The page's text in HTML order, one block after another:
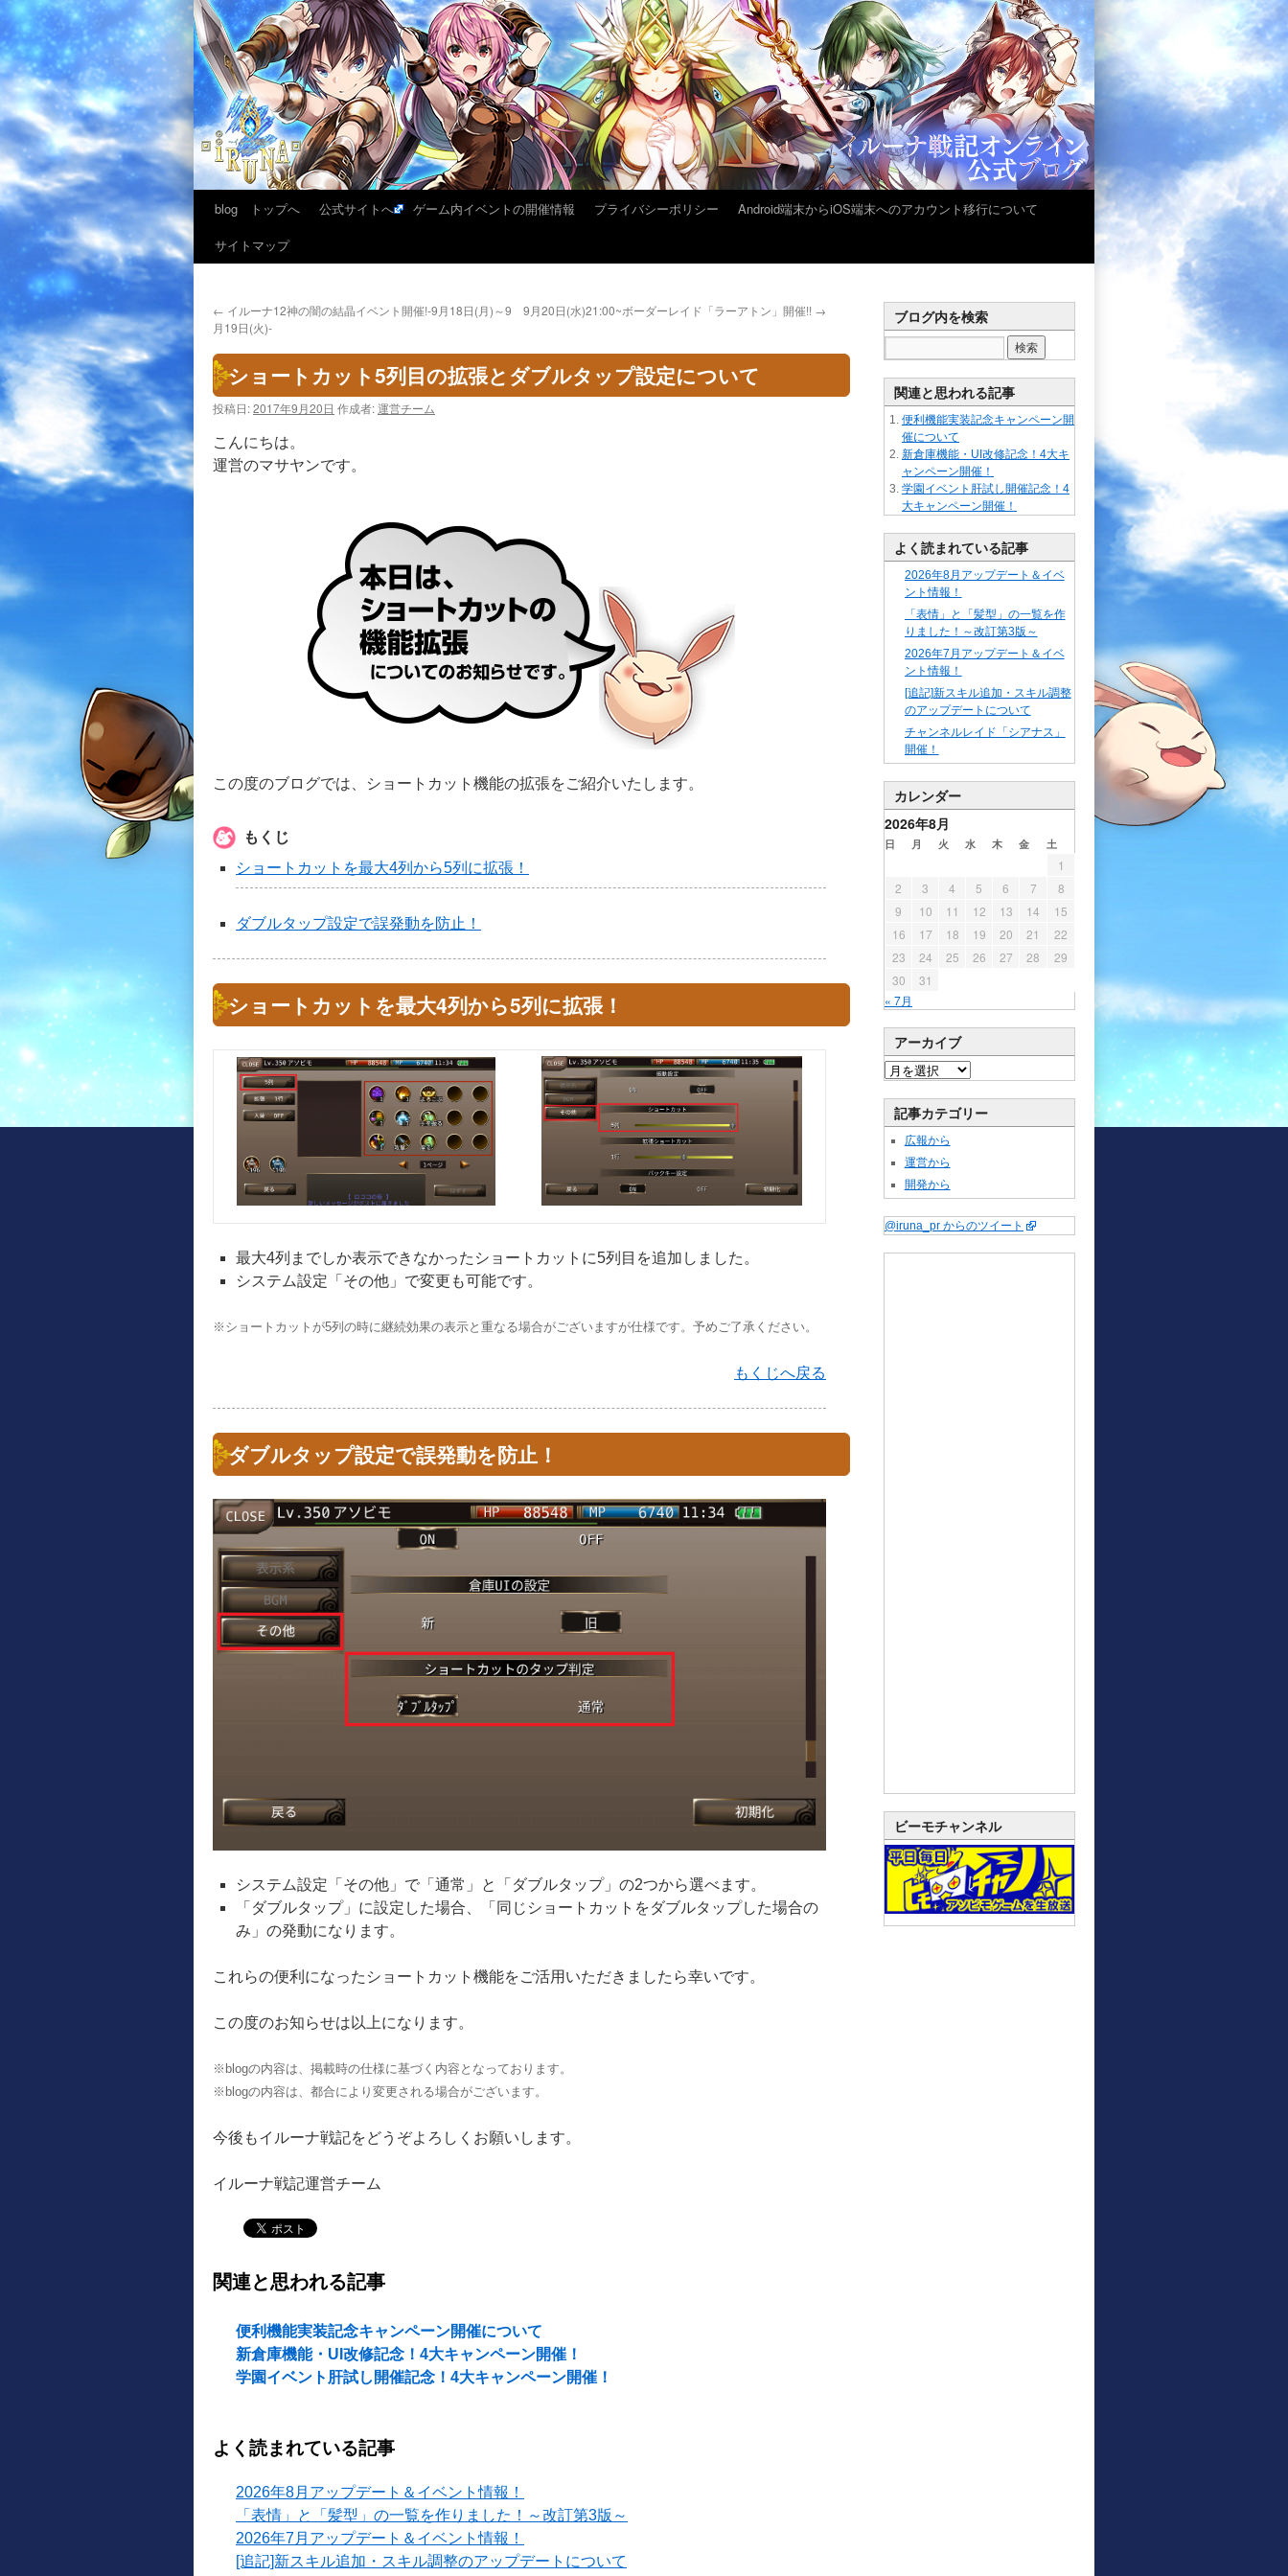
blog トップへ 公式サイトへ ゲーム内イベントの開催情報 プライバシーポリシー
Android端末からiOS端末へのアカウント移行について
サイトマップ
← イルーナ12神の闇の結晶イベント開催!-9月18日(月)～9
月19日(火)-
9月20日(水)21:00~ボーダーレイド「ラーアトン」開催!! →
ショートカット5列目の拡張とダブルタップ設定について
投稿日:2017年9月20日 作成者:運営チーム
こんにちは。
運営のマサヤンです。
この度のブログでは、ショートカット機能の拡張をご紹介いたします。
もくじ
ショートカットを最大4列から5列に拡張！
ダブルタップ設定で誤発動を防止！
ショートカットを最大4列から5列に拡張！
最大4列までしか表示できなかったショートカットに5列目を追加しました。
システム設定「その他」で変更も可能です。
※ショートカットが5列の時に継続効果の表示と重なる場合がございますが仕様です。予めご了承ください。
もくじへ戻る
ダブルタップ設定で誤発動を防止！
システム設定「その他」で「通常」と「ダブルタップ」の2つから選べます。
「ダブルタップ」に設定した場合、「同じショートカットをダブルタップした場合の
み」の発動になります。
これらの便利になったショートカット機能をご活用いただきましたら幸いです。
この度のお知らせは以上になります。
※blogの内容は、掲載時の仕様に基づく内容となっております。
※blogの内容は、都合により変更される場合がございます。
今後もイルーナ戦記をどうぞよろしくお願いします。
イルーナ戦記運営チーム
関連と思われる記事
便利機能実装記念キャンペーン開催について
新倉庫機能・UI改修記念！4大キャンペーン開催！
学園イベント肝試し開催記念！4大キャンペーン開催！
よく読まれている記事
2026年8月アップデート＆イベント情報！
「表情」と「髪型」の一覧を作りました！～改訂第3版～
2026年7月アップデート＆イベント情報！
[追記]新スキル追加・スキル調整のアップデートについて
ブログ内を検索
関連と思われる記事
便利機能実装記念キャンペーン開
催について
新倉庫機能・UI改修記念！4大キ
ャンペーン開催！
学園イベント肝試し開催記念！4
大キャンペーン開催！
よく読まれている記事
2026年8月アップデート＆イベ
ント情報！
「表情」と「髪型」の一覧を作
りました！～改訂第3版～
2026年7月アップデート＆イベ
ント情報！
[追記]新スキル追加・スキル調整
のアップデートについて
チャンネルレイド「シアナス」
開催！
カレンダー
2026年8月
日 月 火 水 木 金 土
« 7月
1
2
3 4 5 6 7
8
9
10 11 12 13 14
15
16
17 18 19 20 21
22
23
24 25 26 27 28
29
30
31
アーカイブ
記事カテゴリー
広報から
運営から
開発から
@iruna_pr からのツイート
ビーモチャンネル